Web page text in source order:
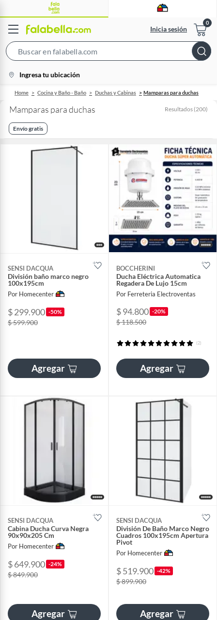
Inicia sesión
Bar
location-
icon
Ingresa tu ubicación
Home Cocina y Baño - Baño Duchas y Cabinas Mamparas para duchas
Mamparas para duchas Resultados (200)
Envío gratis
SENSI DACQUA
División baño marco negro
100x195cm
Por Homecenter
$ 299.900 -50%
$ 599.900
Agregar
BOCCHERINI
Ducha Eléctrica Automatica
Regadera De Lujo 15cm
Por Ferreteria Electroventas
$ 94.800 -20%
$ 118.500
(2)
Agregar
SENSI DACQUA
Cabina Ducha Curva Negra
90x90x205 Cm
Por Homecenter
$ 649.900 -24%
$ 849.900
Agregar
SENSI DACQUA
División De Baño Marco Negro
Cuadros 100x195cm Apertura
Pivot
Por Homecenter
$ 519.900 -42%
$ 899.900
Agregar